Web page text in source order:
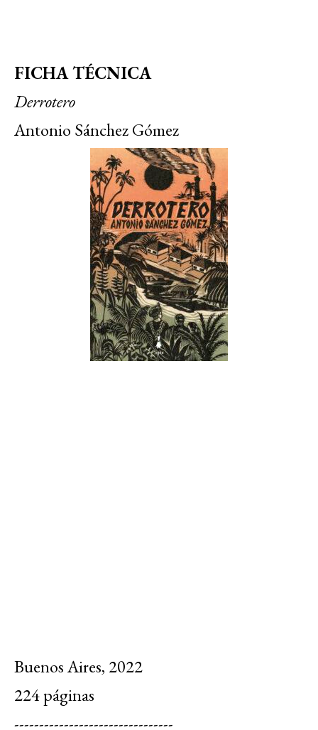
FICHA TÉCNICA
Derrotero
Antonio Sánchez Gómez
Buenos Aires, 2022
224 páginas
--------------------------------